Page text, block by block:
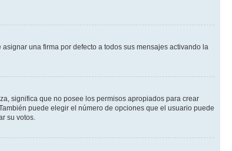
una firma por defecto a todos sus mensajes activando la
significa que no posee los permisos apropiados para crear
puede elegir el número de opciones que el usuario puede
su votos.